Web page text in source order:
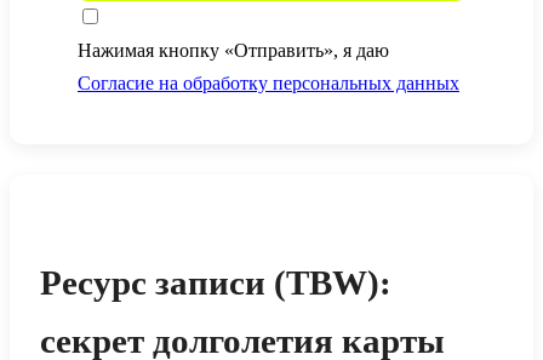
Нажимая кнопку «Отправить», я даю
Согласие на обработку персональных данных
Ресурс записи (TBW):
секрет долголетия карты